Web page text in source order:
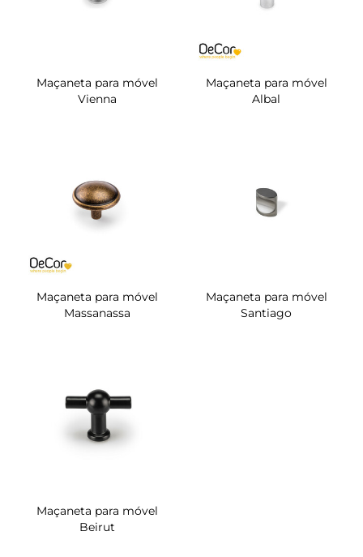
Maçaneta para móvel
Vienna
Maçaneta para móvel
Albal
Maçaneta para móvel
Massanassa
Maçaneta para móvel
Santiago
Maçaneta para móvel
Beirut